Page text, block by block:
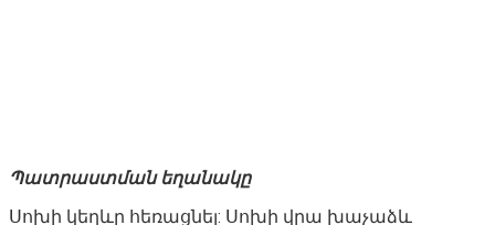
Պատրաստման եղանակը
Սոխի կեղևը հեռացնել: Սոխի վրա խաչաձև